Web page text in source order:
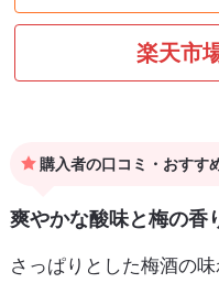
楽天市
購入者の口コミ・おすす
爽やかな酸味と梅の香
さっぱりとした梅酒の